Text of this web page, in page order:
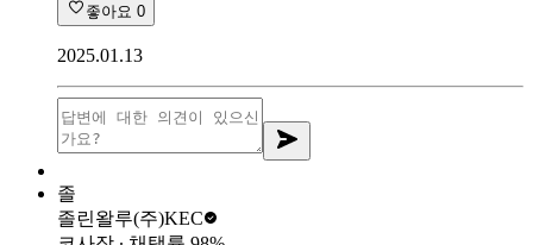
좋아요 0
2025.01.13
졸
졸린왈루(주)KEC